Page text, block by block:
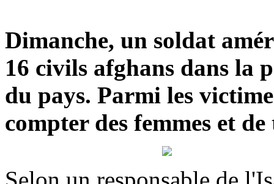
Dimanche, un soldat
16 civils afghans dans la
du pays. Parmi les
compter des femmes et